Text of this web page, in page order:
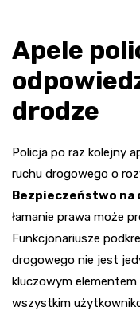
Apele
drodze
Policja po raz kolejny
ruchu drogowego o
Bezpieczeństwo na
łamanie prawa może
Funkcjonariusze
drogowego nie jest
kluczowym
wszystkim